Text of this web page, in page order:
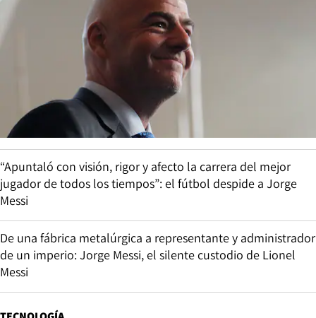
“Apuntaló con visión, rigor y afecto la carrera del mejor
jugador de todos los tiempos”: el fútbol despide a Jorge
Messi
De una fábrica metalúrgica a representante y administrador
de un imperio: Jorge Messi, el silente custodio de Lionel
Messi